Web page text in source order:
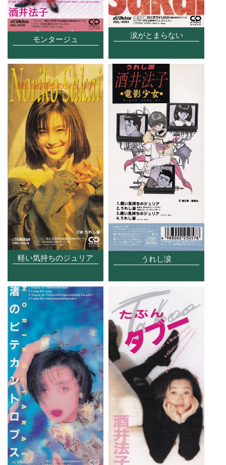
モンタージュ 涙がとまらない
軽い気持ちのジュリア うれし涙